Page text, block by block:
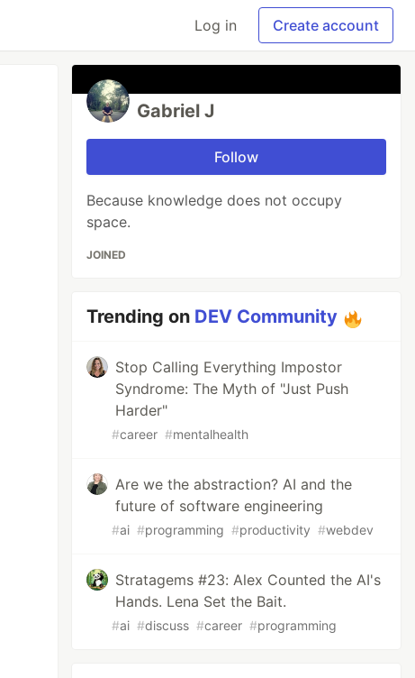
Log in Create account
Gabriel J
Follow
Because knowledge does not occupy
space.
JOINED
Trending on DEV Community
Stop Calling Everything Impostor
Syndrome: The Myth of "Just Push
Harder"
#career #mentalhealth
Are we the abstraction? AI and the
future of software engineering
#ai #programming #productivity #webdev
Stratagems #23: Alex Counted the AI's
Hands. Lena Set the Bait.
#ai #discuss #career #programming